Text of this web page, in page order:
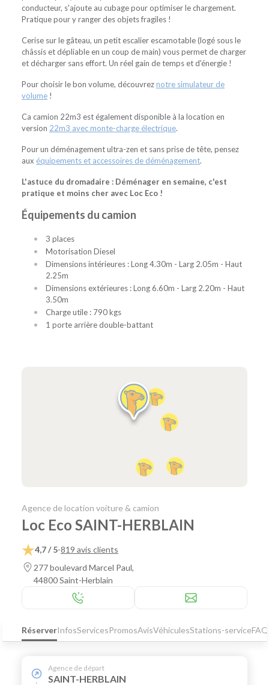
conducteur, s'ajoute au cubage pour optimiser le chargement.
Pratique pour y ranger des objets fragiles !
Cerise sur le gâteau, un petit escalier escamotable (logé sous le
châssis et dépliable en un coup de main) vous permet de charger
et décharger sans effort. Un réel gain de temps et d'énergie !
Pour choisir le bon volume, découvreznotre simulateur de
volume !
Ca camion 22m3 est également disponible à la location en
version 22m3 avec monte-charge électrique.
Pour un déménagement ultra-zen et sans prise de tête, pensez
aux équipements et accessoires de déménagement.
L'astuce du dromadaire : Déménager en semaine, c'est
pratique et moins cher avec Loc Eco !
Équipements du camion
3 places
Motorisation Diesel
Dimensions intérieures : Long 4.30m - Larg 2.05m - Haut
2.25m
Dimensions extérieures : Long 6.60m - Larg 2.20m - Haut
3.50m
Charge utile : 790 kgs
1 porte arrière double-battant
Agence de location voiture & camion
Loc Eco SAINT-HERBLAIN
4,7 / 5-819 avis clients
277 boulevard Marcel Paul,
44800 Saint-Herblain
RéserverInfosServicesPromosAvisVéhiculesStations-serviceFAQ
Agence de départ
SAINT-HERBLAIN